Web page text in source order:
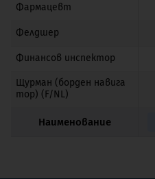
Фармацевт
Фелдшер
Финансов инспектор
Щурман (борден навига
тор) (F/NL)
Наименование